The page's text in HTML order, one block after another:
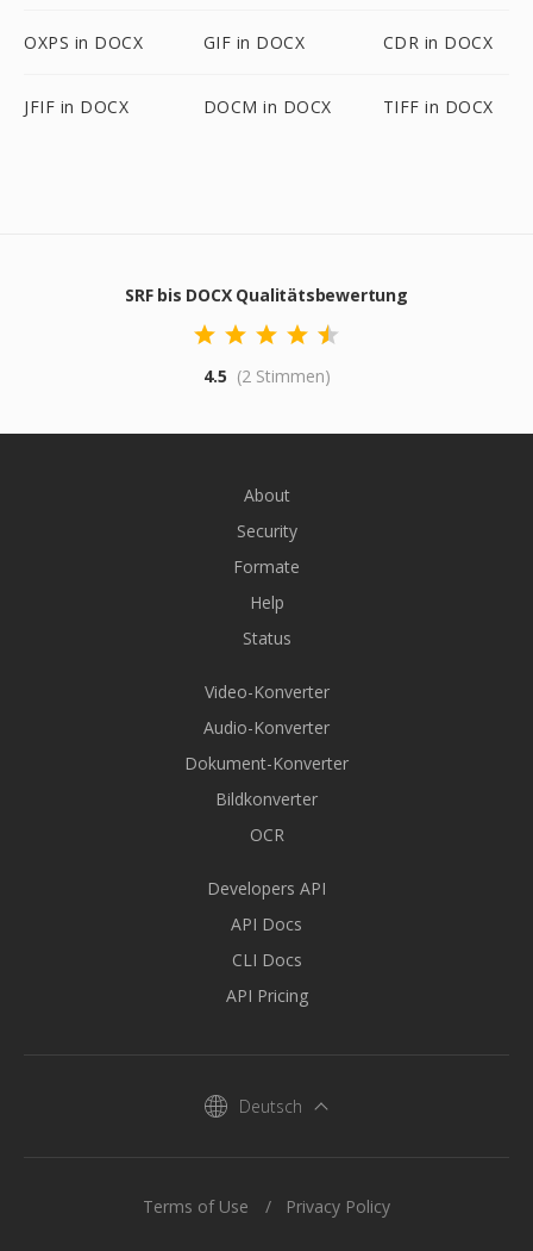
OXPS in DOCX GIF in DOCX CDR in DOCX
JFIF in DOCX DOCM in DOCX TIFF in DOCX
SRF bis DOCX Qualitätsbewertung
4.5 (2 Stimmen)
About
Security
Formate
Help
Status
Video-Konverter
Audio-Konverter
Dokument-Konverter
Bildkonverter
OCR
Developers API
API Docs
CLI Docs
API Pricing
Deutsch
Terms of Use Privacy Policy